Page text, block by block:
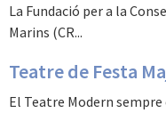
La Fundació per a la
Marins (CR...
Teatre de Festa
El Teatre Modern